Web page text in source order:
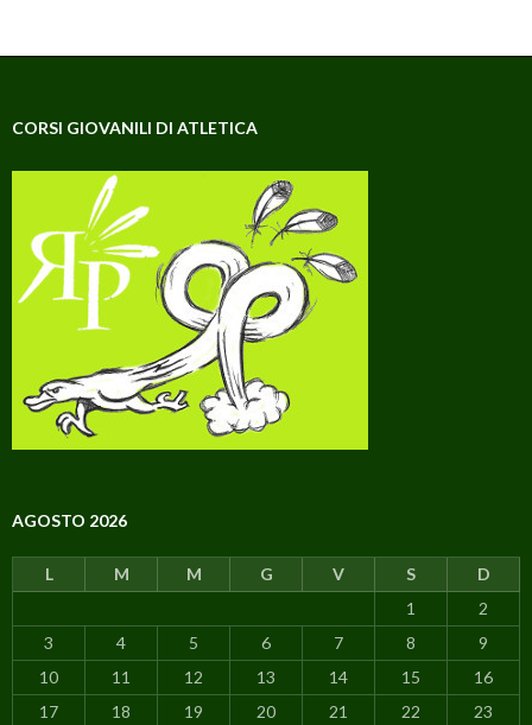
CORSI GIOVANILI DI ATLETICA
AGOSTO 2026
L M M G V S
D
1
2
3
4 5 6 7 8
9
10
11 12 13 14 15
16
17
18 19 20 21 22
23